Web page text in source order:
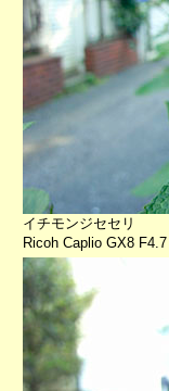
イチモンジセセリ
Ricoh Caplio GX8 F4.7